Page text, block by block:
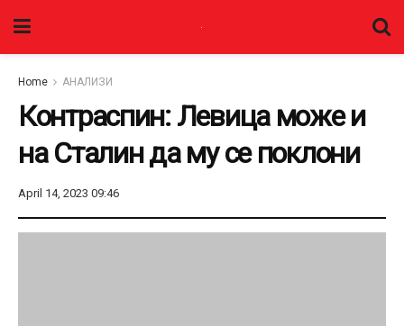
Home АНАЛИЗИ
Контраспин: Левица може и
на Сталин да му се поклони
April 14, 2023 09:46